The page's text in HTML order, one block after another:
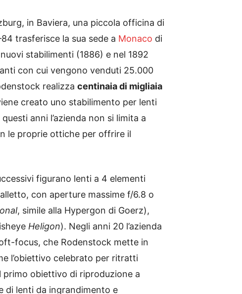
in Baviera, una piccola officina di
trasferisce la sua sede a Monaco di
stabilimenti (1886) e nel 1892
con cui vengono venduti 25.000
realizza centinaia di migliaia
creato uno stabilimento per lenti
anni l’azienda non si limita a
le proprie ottiche per offrire il
figurano lenti a 4 elementi
con aperture massime f/6.8 o
, simile alla Hypergon di Goerz),
Heligon). Negli anni 20 l’azienda
focus, che Rodenstock mette in
l’obiettivo celebrato per ritratti
primo obiettivo di riproduzione a
di lenti da ingrandimento e